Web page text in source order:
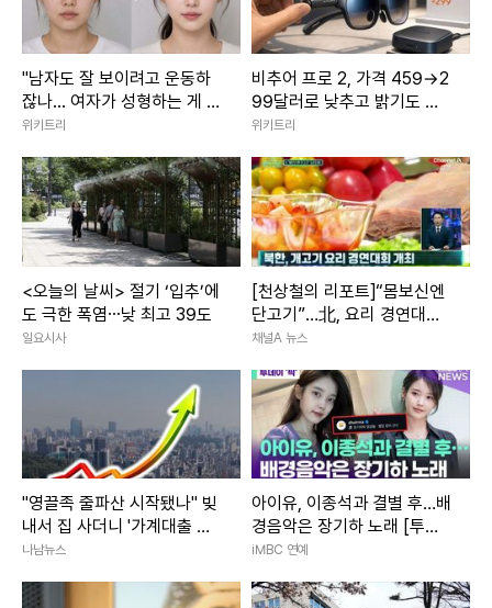
"남자도 잘 보이려고 운동하
잖나... 여자가 성형하는 게 대
체 왜 문제냐"
위키트리
비추어 프로 2, 가격 459→2
99달러로 낮추고 밝기도 올
렸다
위키트리
<오늘의 날씨> 절기 ‘입추’에
도 극한 폭염⋯낮 최고 39도
일요시사
[천상철의 리포트]“몸보신엔
단고기”…北, 요리 경연대회
개최
채널A 뉴스
"영끌족 줄파산 시작됐나" 빚
내서 집 사더니 '가계대출 연
체' 최고치 전망
나남뉴스
아이유, 이종석과 결별 후…배
경음악은 장기하 노래 [투데
이픽]
iMBC 연예